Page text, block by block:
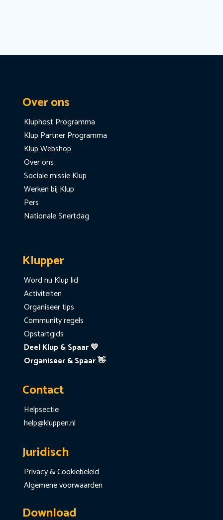
Over ons
Kluphost Programma
Klup Partner Programma
Klup Webshop
Over ons
Sociale missie Klup
Werken bij Klup
Pers
Nationale Snertdag
Klupper
Word nu Klup lid
Activiteiten
Organiseer tips
Community regels
Opstartgids
Deel Klup & Spaar 💙
Organiseer & Spaar 👋
Contact
Helpsectie
help@kluppen.nl
Juridisch
Privacy & Cookiebeleid
Algemene voorwaarden
Download